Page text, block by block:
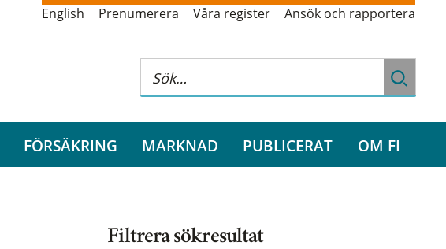
English Prenumerera Våra register Ansök och rapportera
FÖRSÄKRING MARKNAD PUBLICERAT OM FI
Filtrera sökresultat